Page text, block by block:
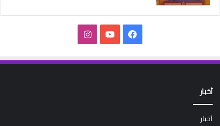
فيسبوك‫YouTubeانستقرام
أخبار
أخبار